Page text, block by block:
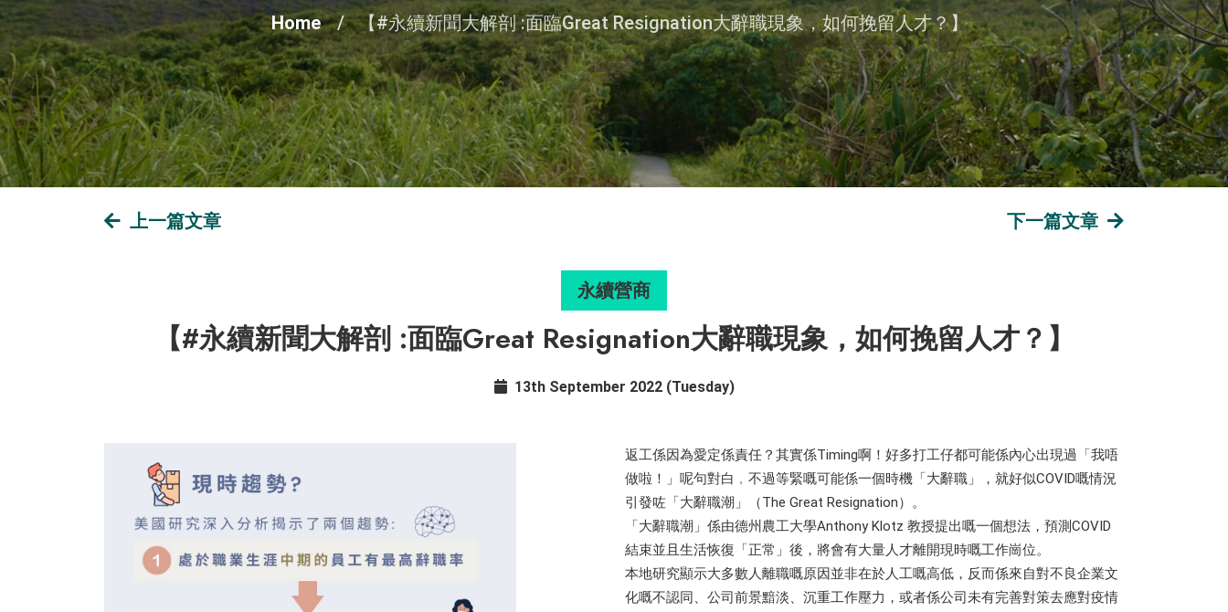
Home 【#永續新聞大解剖 :面臨Great Resignation大辭職現象，如何挽留人才？】
上一篇文章 下一篇文章
永續營商
【#永續新聞大解剖 :面臨Great Resignation大辭職現象，如何挽留人才？】
13th September 2022 (Tuesday)
返工係因為愛定係責任？其實係Timing啊！好多打工仔都可能係內心出現過「我唔
做啦！」呢句對白﹐不過等緊嘅可能係一個時機「大辭職」，就好似COVID嘅情況
引發咗「大辭職潮」（The Great Resignation）。
「大辭職潮」係由德州農工大學Anthony Klotz 教授提出嘅一個想法，預測COVID
結束並且生活恢復「正常」後，將會有大量人才離開現時嘅工作崗位。
本地研究顯示大多數人離職嘅原因並非在於人工嘅高低，反而係來自對不良企業文
化嘅不認同、公司前景黯淡、沉重工作壓力，或者係公司未有完善對策去應對疫情